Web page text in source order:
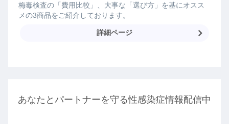
梅毒検査の「費用比較」、大事な「選び方」を基にオスス
メの3商品をご紹介しております。
詳細ページ
あなたとパートナーを守る性感染症情報配信中